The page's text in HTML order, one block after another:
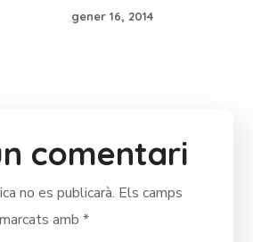
gener 16, 2014
comentari
no es publicarà. Els camps
amb*